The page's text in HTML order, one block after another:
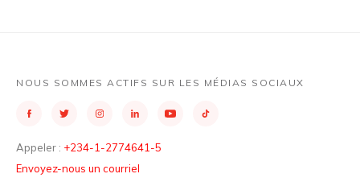
NOUS SOMMES ACTIFS SUR LES MÉDIAS SOCIAUX
Appeler : +234-1-2774641-5
Envoyez-nous un courriel